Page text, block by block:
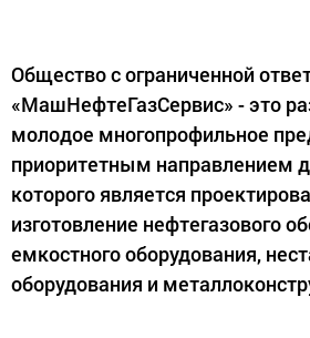
Общество с ограниченной
«МашНефтеГазСервис» - это
молодое многопрофильное
приоритетным направлением
которого является
изготовление нефтегазового
емкостного оборудования,
оборудования и